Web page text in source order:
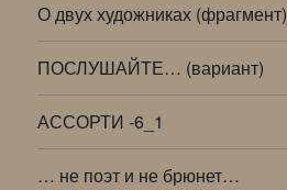
О двух художниках (фрагмент)
ПОСЛУШАЙТЕ… (вариант)
АССОРТИ -6_1
… не поэт и не брюнет…